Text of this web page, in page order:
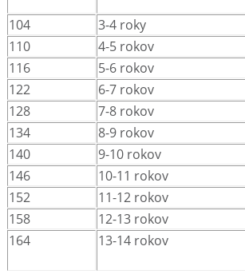
104 3-4 roky
110
4-5 rokov
116
5-6 rokov
122
6-7 rokov
128
7-8 rokov
134
8-9 rokov
140
9-10 rokov
146
10-11 rokov
152
11-12 rokov
158
12-13 rokov
164
13-14 rokov